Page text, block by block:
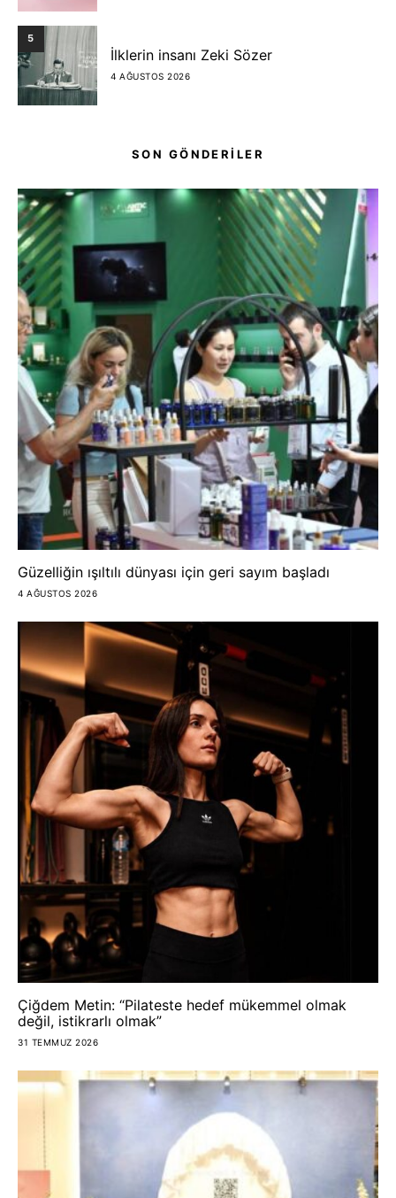
5
İlklerin insanı Zeki Sözer
4 AĞUSTOS 2026
SON GÖNDERİLER
Güzelliğin ışıltılı dünyası için geri sayım başladı
4 AĞUSTOS 2026
Çiğdem Metin: “Pilateste hedef mükemmel olmak
değil, istikrarlı olmak”
31 TEMMUZ 2026